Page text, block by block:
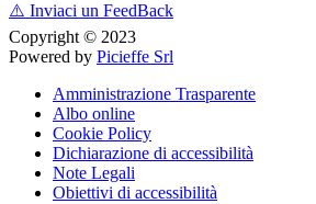
⚠️ Inviaci un FeedBack
Copyright © 2023
Powered by Picieffe Srl
Amministrazione Trasparente
Albo online
Cookie Policy
Dichiarazione di accessibilità
Note Legali
Obiettivi di accessibilità